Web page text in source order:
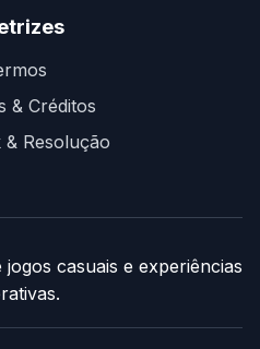
& Créditos
& Resolução
casuais e experiências